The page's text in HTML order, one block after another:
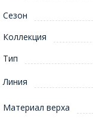
Сезон
Коллекция
Тип
Линия
Материал верха